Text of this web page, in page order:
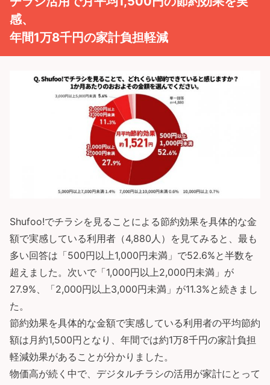
感、
年間1万8千円の家計負担軽減
Shufoo!でチラシを見ることによる節約効果を具体的な金
額で実感している利用者（4,880人）を見てみると、最も
多い回答は「500円以上1,000円未満」で52.6%と半数を
超えました。次いで「1,000円以上2,000円未満」が
27.9%、「2,000円以上3,000円未満」が11.3%と続きまし
た。
節約効果を具体的な金額で実感している利用者の平均節約
額は月約1,500円となり、年間では約1万8千円の家計負担
軽減効果があることが分かりました。
物価高が続く中で、デジタルチラシの活用が家計にとって